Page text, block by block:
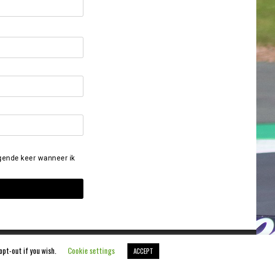
keer wanneer ik
out if you wish. Cookie settings ACCEPT